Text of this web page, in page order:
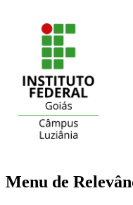
Menu de